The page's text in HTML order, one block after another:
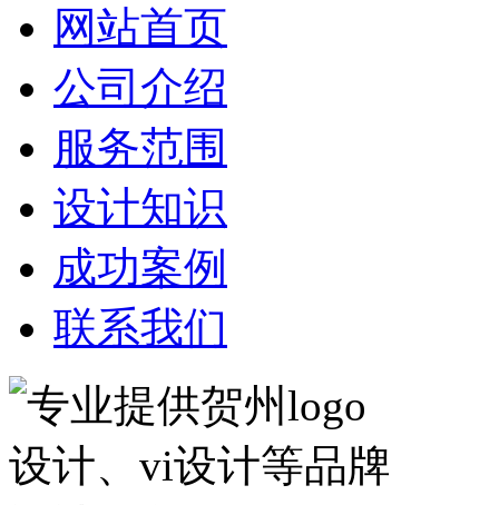
网站首页
公司介绍
服务范围
设计知识
成功案例
联系我们